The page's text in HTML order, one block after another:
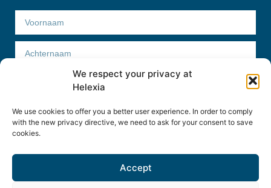
We respect your privacy at
Helexia
We use cookies to offer you a better user experience. In order to comply
with the new privacy directive, we need to ask for your consent to save
cookies.
Accept
Abonneer
Helexia Belgium © 2022